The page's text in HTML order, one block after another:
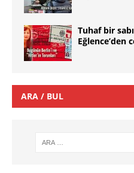
Tuhaf bir
Eğlence’den
ARA / BUL